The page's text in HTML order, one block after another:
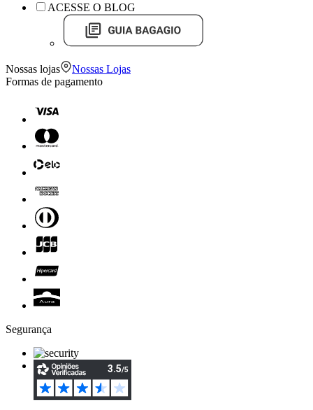
ACESSE O BLOG
Nossas lojas
Nossas Lojas
Formas de pagamento
Segurança